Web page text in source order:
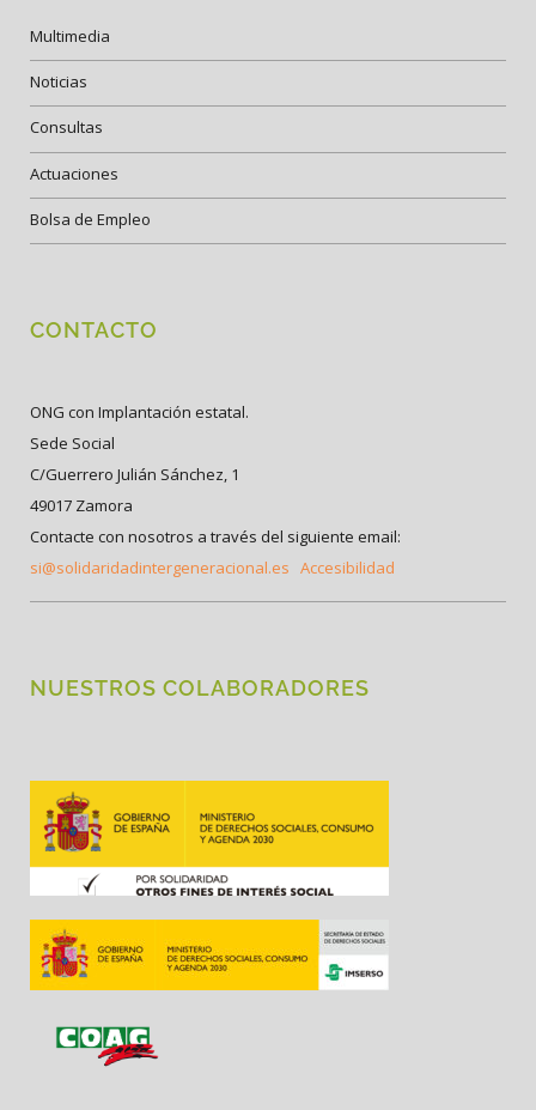
Multimedia
Noticias
Consultas
Actuaciones
Bolsa de Empleo
CONTACTO
ONG con Implantación estatal.
Sede Social
C/Guerrero Julián Sánchez, 1
49017 Zamora
Contacte con nosotros a través del siguiente email:
si@solidaridadintergeneracional.es Accesibilidad
NUESTROS COLABORADORES